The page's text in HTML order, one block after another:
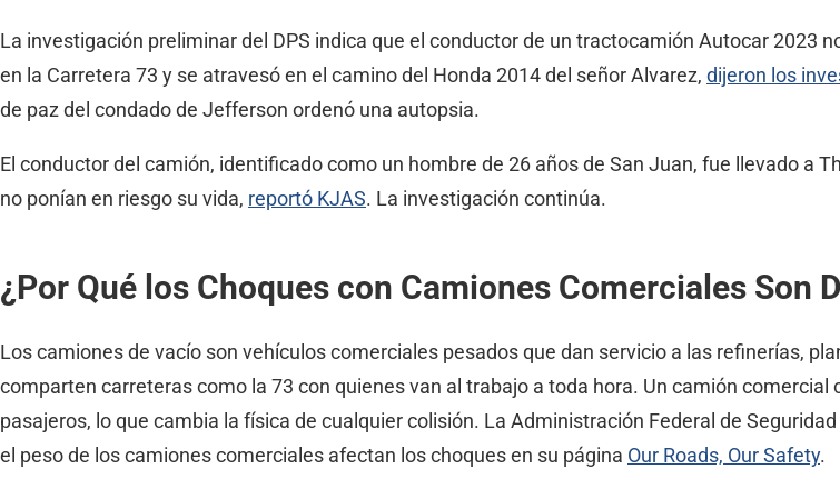
La investigación preliminar del DPS indica que el conductor de un tractocamión Autocar 2023
en la Carretera 73 y se atravesó en el camino del Honda 2014 del señor Alvarez, dijeron los
de paz del condado de Jefferson ordenó una autopsia.
El conductor del camión, identificado como un hombre de 26 años de San Juan, fue llevado a
no ponían en riesgo su vida, reportó KJAS. La investigación continúa.
¿Por Qué los Choques con Camiones Comerciales Son
Los camiones de vacío son vehículos comerciales pesados que dan servicio a las refinerías,
comparten carreteras como la 73 con quienes van al trabajo a toda hora. Un camión
pasajeros, lo que cambia la física de cualquier colisión. La Administración Federal de
el peso de los camiones comerciales afectan los choques en su página Our Roads, Our Safety.